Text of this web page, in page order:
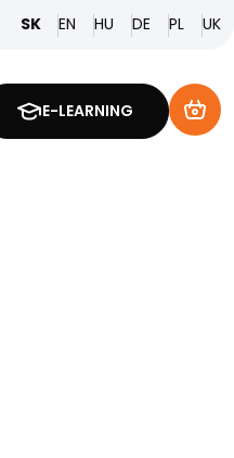
SK EN HU DE PL UK
E-LEARNING